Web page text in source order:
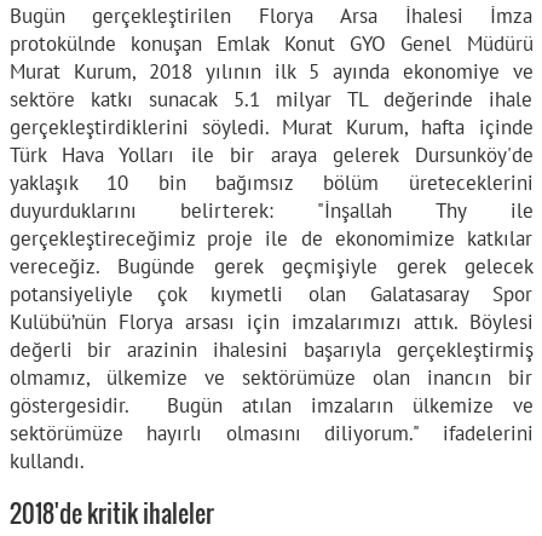
Bugün gerçekleştirilen Florya Arsa İhalesi İmza
protokülnde konuşan Emlak Konut GYO Genel Müdürü
Murat Kurum, 2018 yılının ilk 5 ayında ekonomiye ve
sektöre katkı sunacak 5.1 milyar TL değerinde ihale
gerçekleştirdiklerini söyledi. Murat Kurum, hafta içinde
Türk Hava Yolları ile bir araya gelerek Dursunköy'de
yaklaşık 10 bin bağımsız bölüm üreteceklerini
duyurduklarını belirterek: "İnşallah Thy ile
gerçekleştireceğimiz proje ile de ekonomimize katkılar
vereceğiz. Bugünde gerek geçmişiyle gerek gelecek
potansiyeliyle çok kıymetli olan Galatasaray Spor
Kulübü’nün Florya arsası için imzalarımızı attık. Böylesi
değerli bir arazinin ihalesini başarıyla gerçekleştirmiş
olmamız, ülkemize ve sektörümüze olan inancın bir
göstergesidir. Bugün atılan imzaların ülkemize ve
sektörümüze hayırlı olmasını diliyorum." ifadelerini
kullandı.
2018'de kritik ihaleler